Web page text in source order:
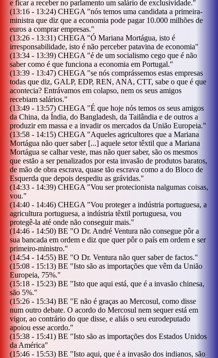
e ficar a receber no parlamento um salário de exclusividade."
(13:16 - 13:24) CHEGA "nós temos uma candidata a primeira-
ministra que diz que a economia pode pagar 10.000 milhões de
euros a comprar empresas."
(13:26 - 13:31) CHEGA "Ó Mariana Mortágua, isto é
irresponsabilidade, isto é não perceber patavina de economia"
(13:34 - 13:39) CHEGA "é de um socialismo cego que é não
saber como é que funciona a economia em Portugal."
(13:39 - 13:47) CHEGA "se nós comprássemos estas empresas
todas que diz, GALP, EDP, REN, ANA, CTT, sabe o que é que
acontecia? Entrávamos em colapso, nem os seus amigos
recebiam salários."
(13:49 - 13:57) CHEGA "É que hoje nós temos os seus amigos
da China, da Índia, do Bangladesh, da Tailândia e de outros a
produzir em massa e a invadir os mercados da União Europeia."
(13:58 - 14:15) CHEGA "Aqueles agricultores que a Mariana
Mortágua não quer saber [...] aquele setor têxtil que a Mariana
Mortágua se calhar veste, mas não quer saber, são os mesmos
que estão a ser penalizados por esta invasão de produtos baratos,
de mão de obra escrava, quase tão escrava como a do Bloco de
Esquerda que depois despediu as grávidas."
(14:33 - 14:39) CHEGA "Vou ser protecionista nalgumas coisas,
vou."
(14:40 - 14:46) CHEGA "Vou proteger a indústria portuguesa, a
agricultura portuguesa, a indústria têxtil portuguesa, vou
protegê-la até onde não conseguir mais."
(14:46 - 14:50) BE "O Dr. André Ventura não consegue pôr a
sua bancada em ordem e diz que quer pôr o país em ordem e ser
primeiro-ministro."
(14:54 - 14:55) BE "O Dr. Ventura não quer saber de factos."
(15:08 - 15:13) BE "Isto são as importações que vêm da União
Europeia, 75%."
(15:18 - 15:23) BE "Isto que aqui está, que é a invasão chinesa,
são 5%."
(15:26 - 15:34) BE "E não é graças ao Mercosul, como disse
num outro debate. O acordo do Mercosul nem sequer está em
vigor, ao contrário do que disse, e aliás o seu eurodeputado
apoiou esse acordo."
(15:38 - 15:41) BE "Isto são as importações dos Estados Unidos
da América"
(15:46 - 15:53) BE "Isto aqui, que é a invasão dos indianos, são